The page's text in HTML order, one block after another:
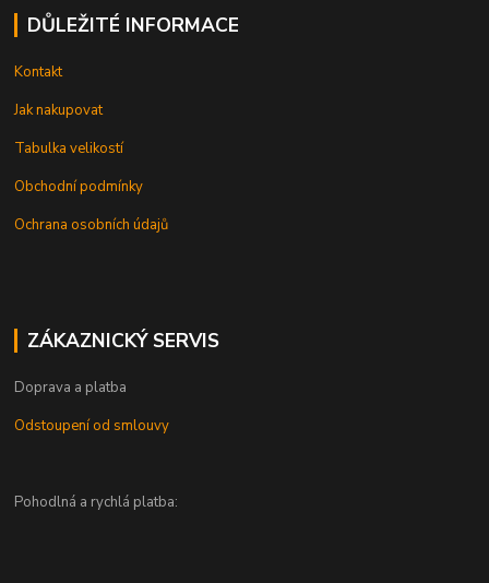
DŮLEŽITÉ INFORMACE
Kontakt
Jak nakupovat
Tabulka velikostí
Obchodní podmínky
Ochrana osobních údajů
ZÁKAZNICKÝ SERVIS
Doprava a platba
Odstoupení od smlouvy
Pohodlná a rychlá platba: